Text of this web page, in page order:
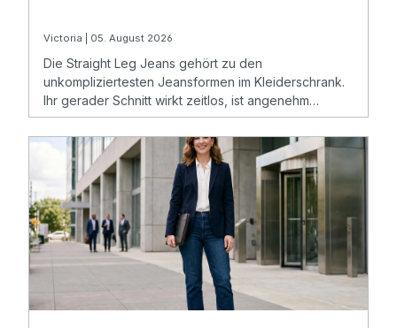
Victoria | 05. August 2026
Die Straight Leg Jeans gehört zu den
unkompliziertesten Jeansformen im Kleiderschrank.
Ihr gerader Schnitt wirkt zeitlos, ist angenehm
tragbar und passt zu vielen Figurtypen.